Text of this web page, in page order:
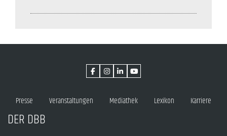
Presse Veranstaltungen Mediathek Lexikon Karriere
DER DBB